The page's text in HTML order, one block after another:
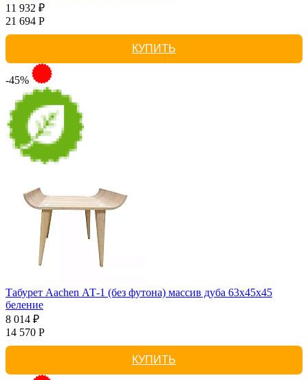
11 932 ₽
21 694 Р
КУПИТЬ
-45%
Табурет Aachen АТ-1 (без футона) массив дуба 63х45х45
беление
8 014 ₽
14 570 Р
КУПИТЬ